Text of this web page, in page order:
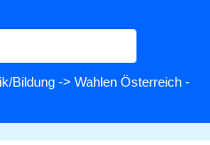
Bildung -> Wahlen Österreich -